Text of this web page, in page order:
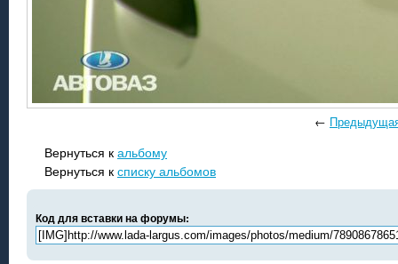
←
Вернуться к альбому
Вернуться к списку альбомов
Код для вставки на форумы: